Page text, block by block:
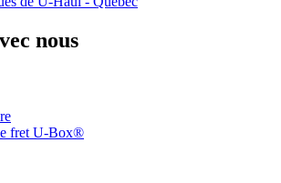
nous
fret U-Box®